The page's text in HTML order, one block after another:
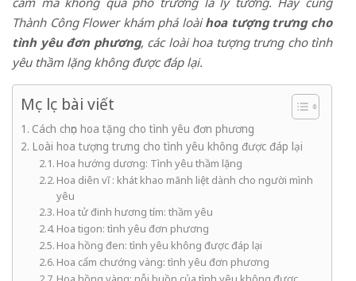
ThànhCông Flower khám phá loàihoa tượng trưng cho
tình yêu đơn phương, các loài hoa tượngtrưng cho tình
yêu thầm lặng không được đáp lại.
Mục lục bài viết
Cách chọn hoa tặng cho tình yêu đơn phương
Loài hoa tượng trưng cho tình yêu không được đáp lại
Hoa hướng dương: Tình yêu thầm lặng
Hoa diên vĩ : khát khao mãnh liệt dành cho người mình
yêu
Hoa tử đinh hương tím: thầm yêu
Hoa tigon: tình yêu đơn phương
Hoa hồng đen: tình yêu không được đáp lại
Hoa cẩm chướng vàng: tình yêu đơn phương